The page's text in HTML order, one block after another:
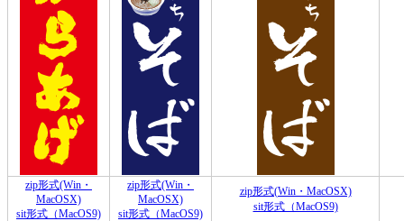
zip形式(Win・
MacOSX)
sit形式（MacOS9)
zip形式(Win・
MacOSX)
sit形式（MacOS9)
zip形式(Win・MacOSX)
sit形式（MacOS9)